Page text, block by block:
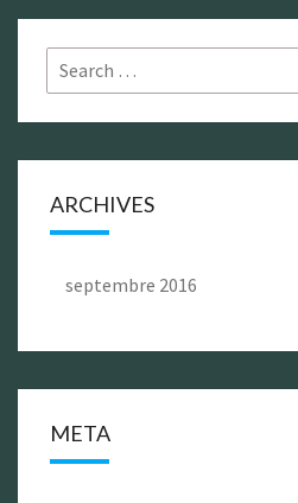
Search
for:
ARCHIVES
septembre 2016
META